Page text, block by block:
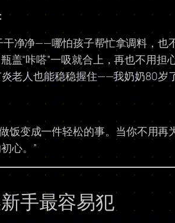
净净——哪怕孩子帮忙拿调料，也
“咔嗒”一吸就合上，再也不用担
老人也能稳稳握住——我奶奶80岁
饭变成一件轻松的事。当你不用
心。”
手最容易犯